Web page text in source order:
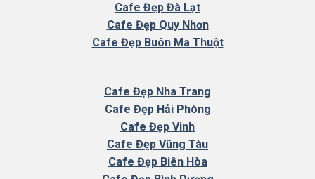
Cafe Đẹp Đà Lạt
Cafe Đẹp Quy Nhơn
Cafe Đẹp Buôn Ma Thuột
Cafe Đẹp Nha Trang
Cafe Đẹp Hải Phòng
Cafe Đẹp Vinh
Cafe Đẹp Vũng Tàu
Cafe Đẹp Biên Hòa